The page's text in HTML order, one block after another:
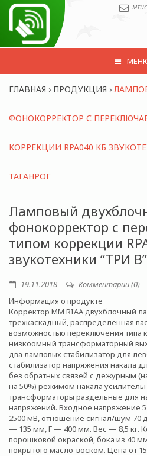
ГЛАВНАЯ › ПРОДУКЦИЯ ›
ФОНОКОРРЕКТОР С
КОРРЕКЦИИ RPA040 КБ
ТАГАНРОГ
Ламповый
фонокорректор с
типом коррекции
звукотехники “ТРИ
19.11.2018
Комментарии (0)
Информация о продукте
Корректор ММ RIAA двухблочный
трехкаскадный, распределенная
возможностью переключения типа
низкоомный трансформаторный
два ламповых стабилизатор для
стабилизатор напряжения накала
без обратных связей с дежурным
на 50%) режимом накала
трансформаторы раздельные для
напряжений. Входное напряжение
2500 мВ, отношение сигнал/шум 70
— 135 мм, Г — 400 мм. Вес — 8,5 кг.
порошковой окраской, бока из 40
покрытого масло-воском. Цена от